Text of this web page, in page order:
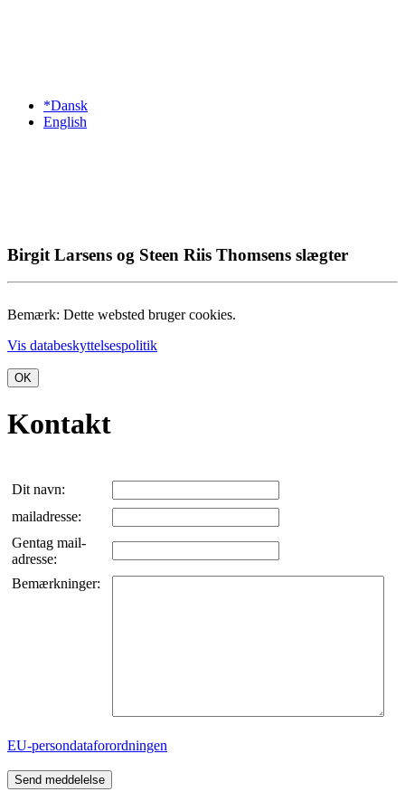
*Dansk
English
Birgit Larsens og Steen Riis Thomsens slægter
Bemærk: Dette websted bruger cookies.
Vis databeskyttelsespolitik
OK
Kontakt
Dit navn:
mailadresse:
Gentag mail-
adresse:
Bemærkninger:
EU-persondataforordningen